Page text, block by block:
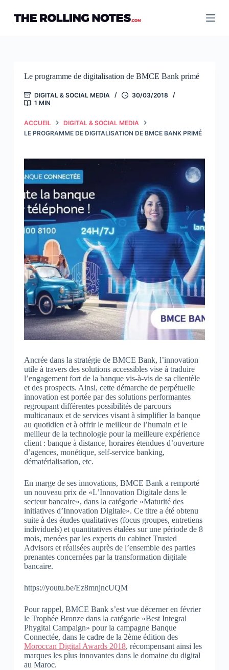
contenu
Le programme de digitalisation de BMCE Bank primé
DIGITAL & SOCIAL MEDIA
30/03/2018
1 MIN
ACCUEIL
DIGITAL & SOCIAL MEDIA
LE PROGRAMME DE DIGITALISATION DE BMCE BANK PRIMÉ
Ancrée dans la stratégie de BMCE Bank, l’innovation
utile à travers des solutions accessibles vise à traduire
l’engagement fort de la banque vis-à-vis de sa clientèle
et des prospects. Ainsi, cette démarche de perpétuelle
innovation est portée par des solutions performantes
regroupant différentes possibilités de parcours
multicanaux et de services visant à simplifier la banque
au quotidien et à offrir le meilleur de l’humain et le
meilleur de la technologie pour la meilleure expérience
client : banque à distance, horaires étendues d’ouverture
d’agences, monétique, self-service banking,
dématérialisation, etc.
En marge de ses innovations, BMCE Bank a remporté
un nouveau prix de «L’Innovation Digitale dans le
secteur bancaire», dans la catégorie «Maturité des
initiatives d’Innovation Digitale». Ce titre a été obtenu
suite à des études qualitatives (focus groupes, entretiens
individuels) et quantitatives étalées sur une période de 8
mois, menées par les experts du cabinet Trusted
Advisors et réalisées auprès de l’ensemble des parties
prenantes concernées par la transformation digitale
bancaire.
https://youtu.be/Ez8mnjncUQM
Pour rappel, BMCE Bank s’est vue décerner en février
le Trophée Bronze dans la catégorie «Best Integral
Phygital Campaign» pour la campagne Banque
Connectée, dans le cadre de la 2ème édition des
Moroccan Digital Awards 2018, récompensant ainsi les
marques les plus innovantes dans le domaine du digital
au Maroc.